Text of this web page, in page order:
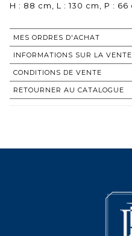
MES ORDRES D'ACHAT
INFORMATIONS SUR LA VENTE
CONDITIONS DE VENTE
RETOURNER AU CATALOGUE